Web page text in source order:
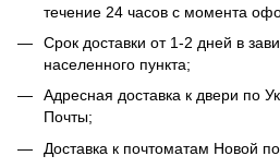
течение 24 часов с момента
Срок доставки от 1-2 дней в
населенного пункта;
Адресная доставка к двери по
Почты;
Доставка к почтоматам Новой